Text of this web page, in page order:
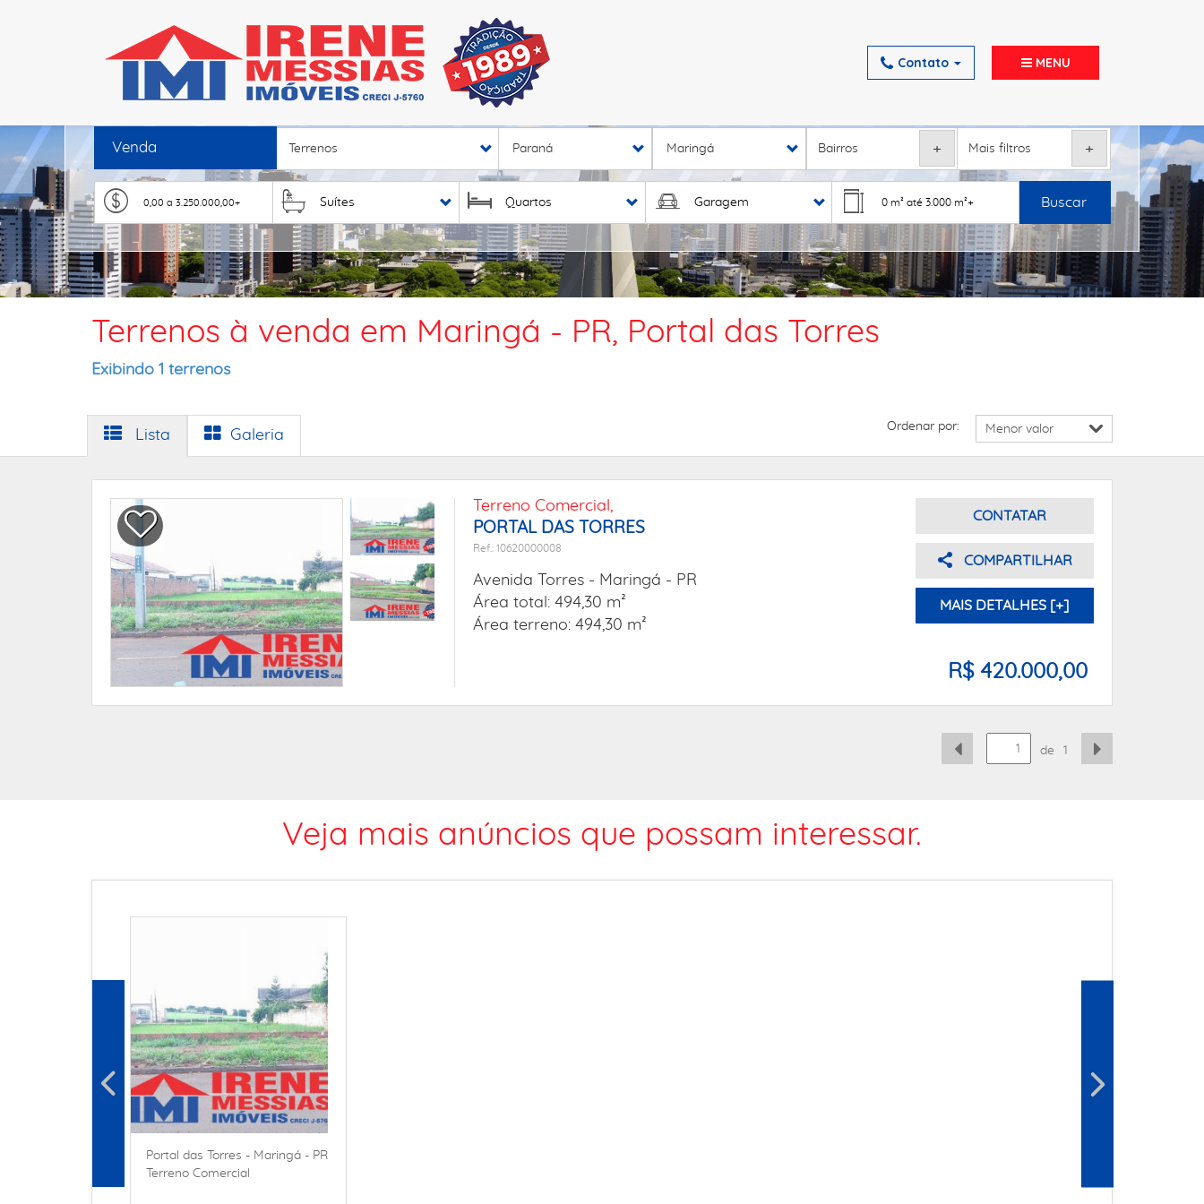
Contato MENU
Venda Terrenos Paraná Maringá + +
Suítes Quartos Garagem Buscar
Terrenos à venda em Maringá - PR, Portal das Torres
Exibindo 1 terrenos
Lista Galeria
Ordenar por:
Terreno Comercial,
PORTAL DAS TORRES
Ref.: 10620000008
Avenida Torres - Maringá - PR
Área total: 494,30 m²
Área terreno: 494,30 m²
CONTATAR
COMPARTILHAR
MAIS DETALHES [+]
R$ 420.000,00
de 1
Veja mais anúncios que possam interessar.
Portal das Torres - Maringá - PR
Terreno Comercial